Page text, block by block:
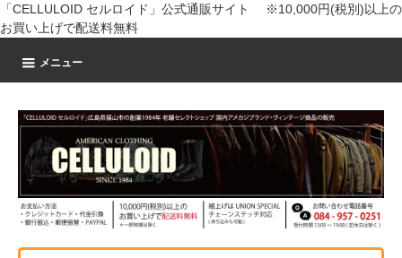
「CELLULOID セルロイド」公式通販サイト ※10,000円(税別)以上の
お買い上げで配送料無料
メニュー